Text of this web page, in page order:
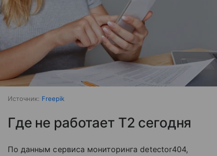
Источник: Freepik
Где не работает T2 сегодня
По данным сервиса мониторинга detector404,